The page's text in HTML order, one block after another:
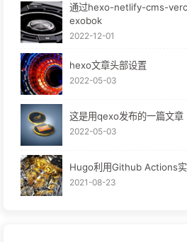
通过hexo-netlify-cms-
exobok
2022-12-01
hexo文章头部设置
2022-05-03
这是用qexo发布的一篇文章
2022-05-03
Hugo利用Github Actions
2021-08-23